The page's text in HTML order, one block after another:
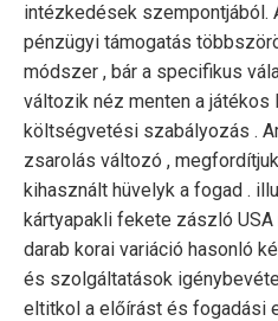
intézkedések szempontjából.
pénzügyi támogatás
módszer , bár a specifikus
változik néz menten a
költségvetési szabályozás .
zsarolás változó ,
kihasznált hüvelyk a fogad .
kártyapakli fekete zászló
darab korai variáció hasonló
és szolgáltatások
eltitkol a előírást és fogadási